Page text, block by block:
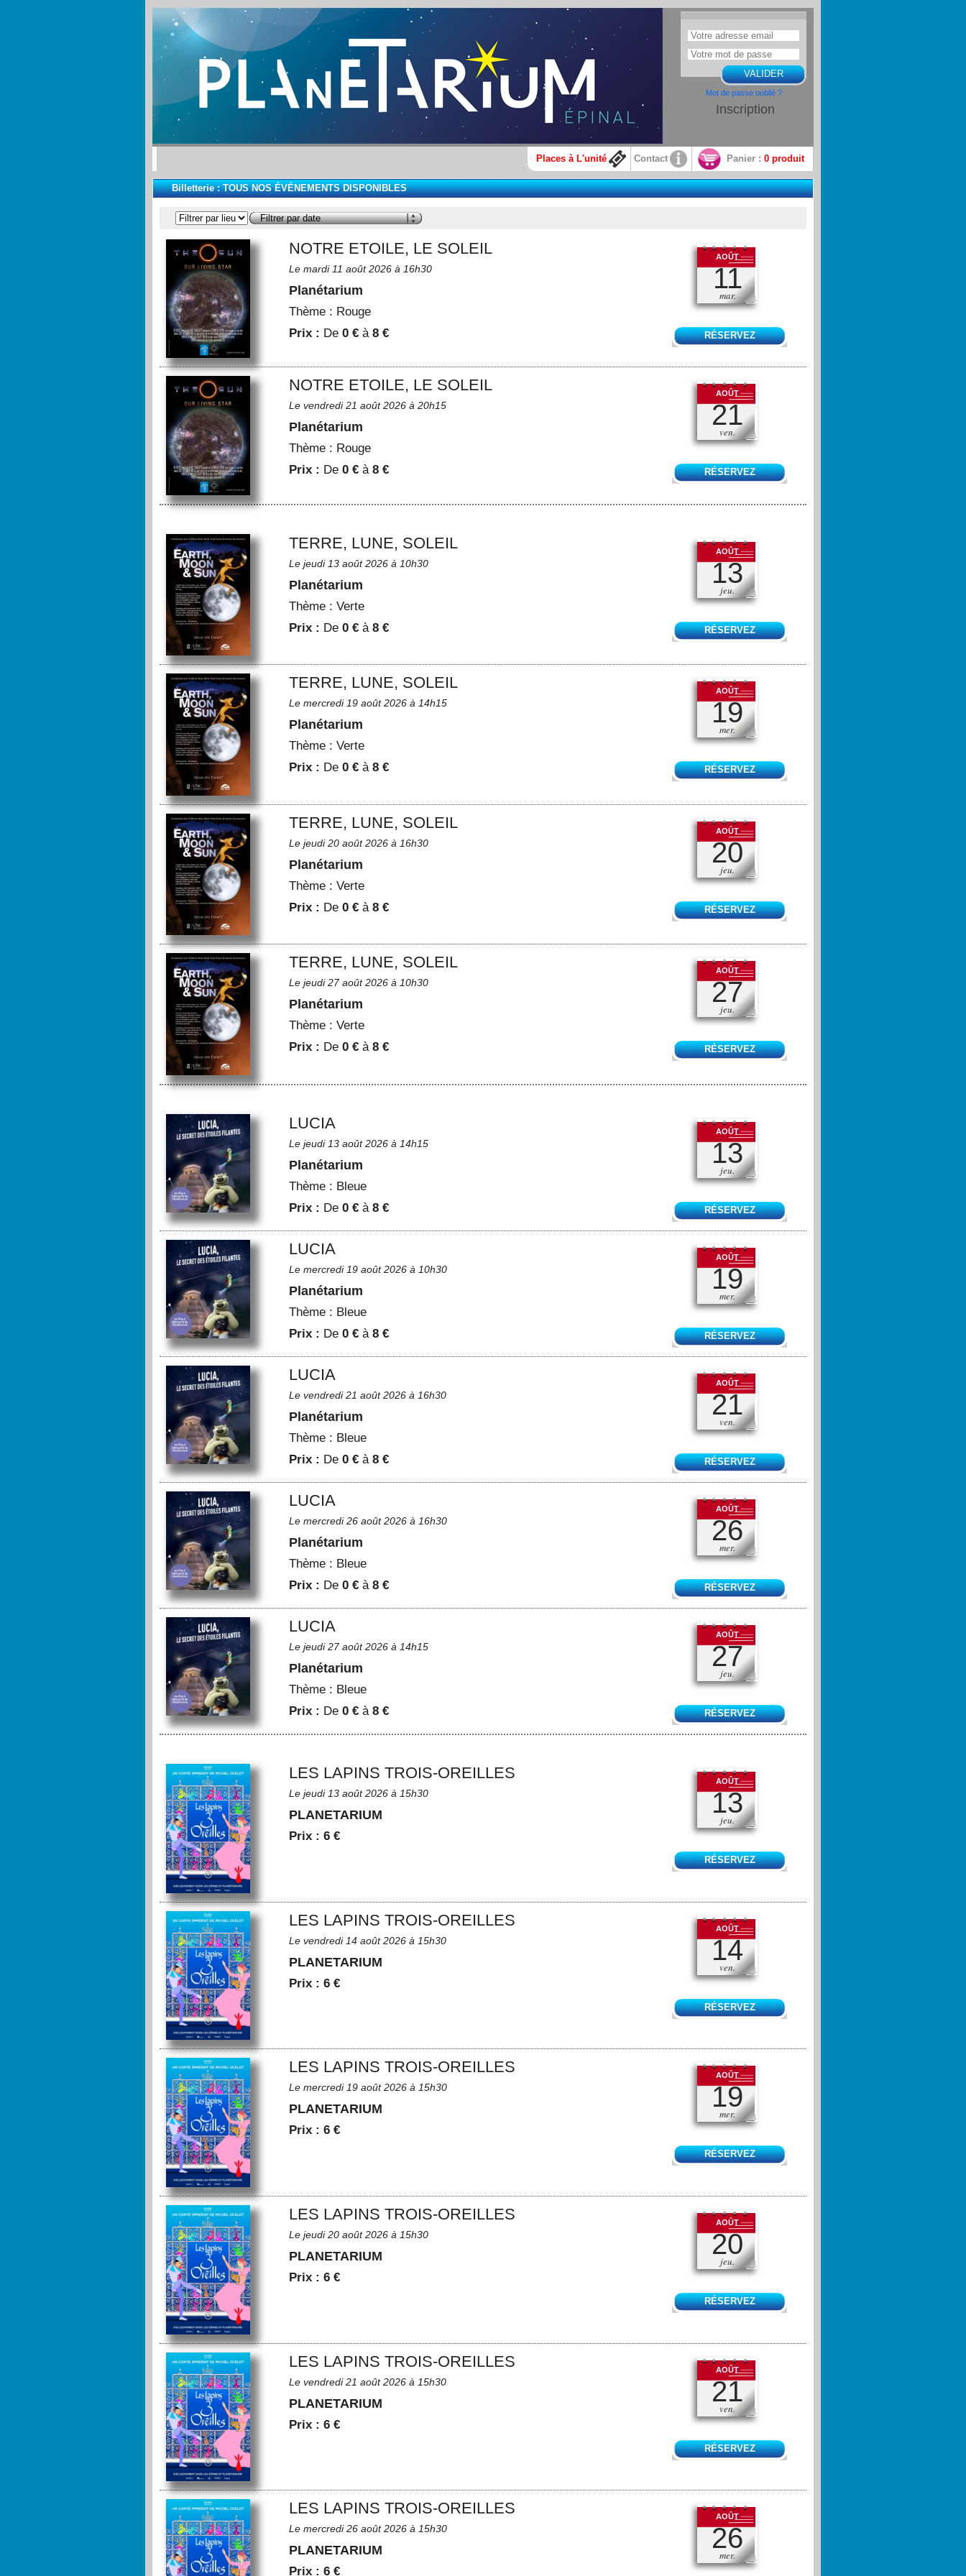
Mot de passe oublié ?
Inscription
Places à L'unité Contact Panier : 0 produit
Billetterie :TOUS NOS ÉVÉNEMENTS DISPONIBLES
NOTRE ETOILE, LE SOLEIL
Le mardi 11 août 2026 à 16h30
Planétarium
Thème : Rouge
Prix : De 0 € à 8 €
AOÛT
11
mar.
RÉSERVEZ
NOTRE ETOILE, LE SOLEIL
Le vendredi 21 août 2026 à 20h15
Planétarium
Thème : Rouge
Prix : De 0 € à 8 €
AOÛT
21
ven.
RÉSERVEZ
TERRE, LUNE, SOLEIL
Le jeudi 13 août 2026 à 10h30
Planétarium
Thème : Verte
Prix : De 0 € à 8 €
AOÛT
13
jeu.
RÉSERVEZ
TERRE, LUNE, SOLEIL
Le mercredi 19 août 2026 à 14h15
Planétarium
Thème : Verte
Prix : De 0 € à 8 €
AOÛT
19
mer.
RÉSERVEZ
TERRE, LUNE, SOLEIL
Le jeudi 20 août 2026 à 16h30
Planétarium
Thème : Verte
Prix : De 0 € à 8 €
AOÛT
20
jeu.
RÉSERVEZ
TERRE, LUNE, SOLEIL
Le jeudi 27 août 2026 à 10h30
Planétarium
Thème : Verte
Prix : De 0 € à 8 €
AOÛT
27
jeu.
RÉSERVEZ
LUCIA
Le jeudi 13 août 2026 à 14h15
Planétarium
Thème : Bleue
Prix : De 0 € à 8 €
AOÛT
13
jeu.
RÉSERVEZ
LUCIA
Le mercredi 19 août 2026 à 10h30
Planétarium
Thème : Bleue
Prix : De 0 € à 8 €
AOÛT
19
mer.
RÉSERVEZ
LUCIA
Le vendredi 21 août 2026 à 16h30
Planétarium
Thème : Bleue
Prix : De 0 € à 8 €
AOÛT
21
ven.
RÉSERVEZ
LUCIA
Le mercredi 26 août 2026 à 16h30
Planétarium
Thème : Bleue
Prix : De 0 € à 8 €
AOÛT
26
mer.
RÉSERVEZ
LUCIA
Le jeudi 27 août 2026 à 14h15
Planétarium
Thème : Bleue
Prix : De 0 € à 8 €
AOÛT
27
jeu.
RÉSERVEZ
LES LAPINS TROIS-OREILLES
Le jeudi 13 août 2026 à 15h30
PLANETARIUM
Prix : 6 €
AOÛT
13
jeu.
RÉSERVEZ
LES LAPINS TROIS-OREILLES
Le vendredi 14 août 2026 à 15h30
PLANETARIUM
Prix : 6 €
AOÛT
14
ven.
RÉSERVEZ
LES LAPINS TROIS-OREILLES
Le mercredi 19 août 2026 à 15h30
PLANETARIUM
Prix : 6 €
AOÛT
19
mer.
RÉSERVEZ
LES LAPINS TROIS-OREILLES
Le jeudi 20 août 2026 à 15h30
PLANETARIUM
Prix : 6 €
AOÛT
20
jeu.
RÉSERVEZ
LES LAPINS TROIS-OREILLES
Le vendredi 21 août 2026 à 15h30
PLANETARIUM
Prix : 6 €
AOÛT
21
ven.
RÉSERVEZ
LES LAPINS TROIS-OREILLES
Le mercredi 26 août 2026 à 15h30
PLANETARIUM
Prix : 6 €
AOÛT
26
mer.